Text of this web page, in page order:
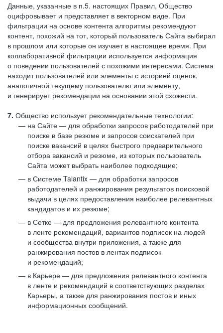
Данные, указанные в п.5. настоящих Правил, Общество
оцифровывает и представляет в векторном виде. При
фильтрации на основе контента алгоритмы рекомендуют
контент, похожий на тот, который пользователь Сайта выбирал
в прошлом или которые он изучает в настоящее время. При
коллаборативной фильтрации используется информация
о поведении пользователей с похожими интересами. Система
находит пользователей или элементы с историей оценок,
аналогичной текущему пользователю или элементу,
и генерирует рекомендации на основании этой схожести.
7. Общество использует рекомендательные технологии:
на Сайте — для обработки запросов работодателей при
поиске в базе резюме и запросов соискателей при
поиске вакансий в целях быстрого предварительного
отбора вакансий и резюме, из которых пользователь
Сайта может выбрать наиболее подходящие;
в Системе Talantix — для обработки запросов
работодателей и ранжирования результатов поисковой
выдачи в целях предоставления наиболее релевантных
кандидатов и их резюме;
в Сетке — для предложения релевантного контента
в ленте рекомендаций, вариантов подписок на людей
и сообщества внутри приложения, а также для
ранжирования постов в лентах подписок
и рекомендаций;
в Карьере — для предложения релевантного контента
в ленте и рекомендаций в соответствующих разделах
Карьеры, а также для ранжирования постов и иных
информационных сообщений.